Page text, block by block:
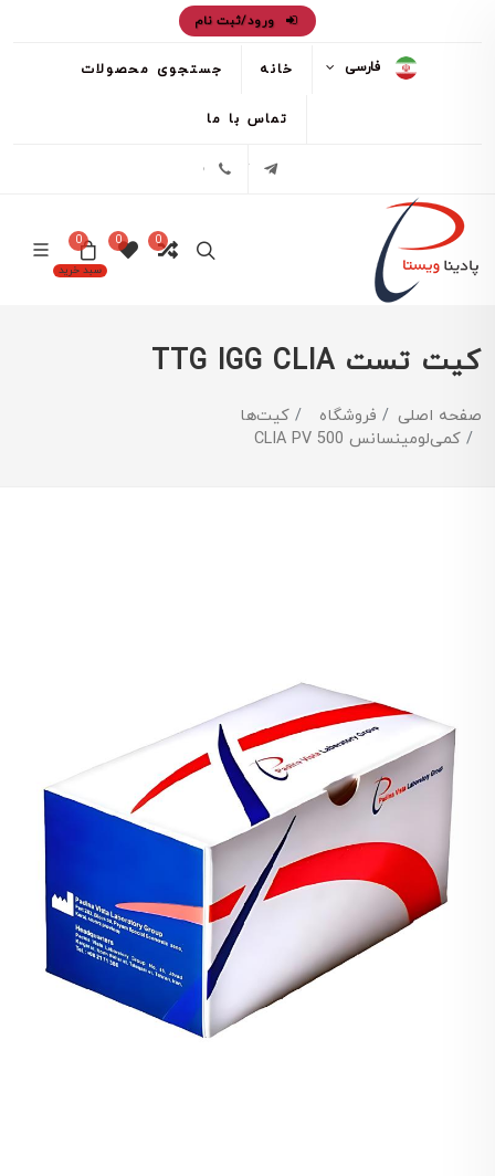
ورود/ثبت نام
فارسی خانه جستجوی محصولات
تماس با ما
تلگرام
0
0
سبد خرید
0
کیت تست TTG IGG CLIA
صفحه اصلی فروشگاه
کیت‌ها
کمی‌لومینسانس CLIA PV 500